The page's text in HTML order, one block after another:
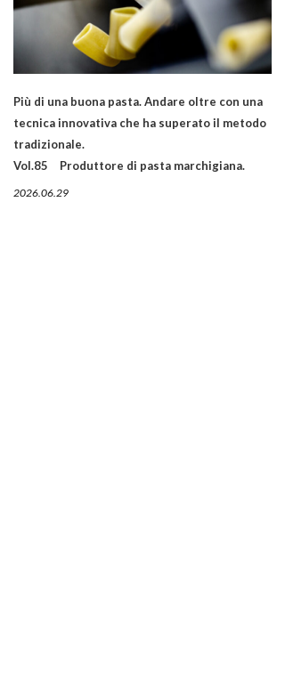
Più di una buona pasta. Andare oltre con una
tecnica innovativa che ha superato il metodo
tradizionale.
Vol.85 Produttore di pasta marchigiana.
2026.06.29